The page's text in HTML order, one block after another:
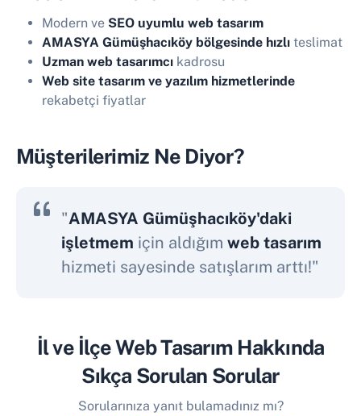
Modern ve SEO uyumlu web tasarım
AMASYA Gümüşhacıköy bölgesinde hızlı teslimat
Uzman web tasarımcı kadrosu
Web site tasarım ve yazılım hizmetlerinde
rekabetçi fiyatlar
Müşterilerimiz Ne Diyor?
"AMASYA Gümüşhacıköy'daki
işletmem için aldığım web tasarım
hizmeti sayesinde satışlarım arttı!"
İl ve İlçe Web Tasarım Hakkında
Sıkça Sorulan Sorular
Sorularınıza yanıt bulamadınız mı?